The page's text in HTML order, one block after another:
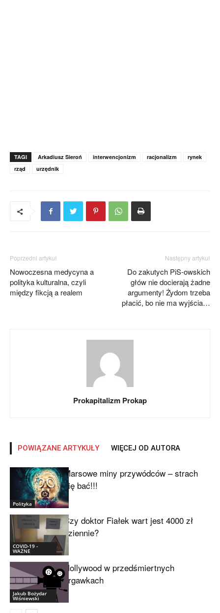
TAGI Arkadiusz Sieroń interwencjonizm racjonalizm
rynek
rząd
urzędnik
Poprzedni artykuł
Nowoczesna medycyna a
polityka kulturalna, czyli
między fikcją a realem
Następny artykuł
Do zakutych PiS-owskich
głów nie docierają żadne
argumenty! Żydom trzeba
płacić, bo nie ma wyjścia…
Prokapitalizm Prokap
POWIĄZANE ARTYKUŁY WIĘCEJ OD AUTORA
Polityka
Marsowe miny przywódców – strach
się bać!!!
COVID-19 -
WAŻNE
Czy doktor Fiałek wart jest 4000 zł
dziennie?
Jakub Bożydar
Wiśniewski
Hollywood w przedśmiertnych
drgawkach